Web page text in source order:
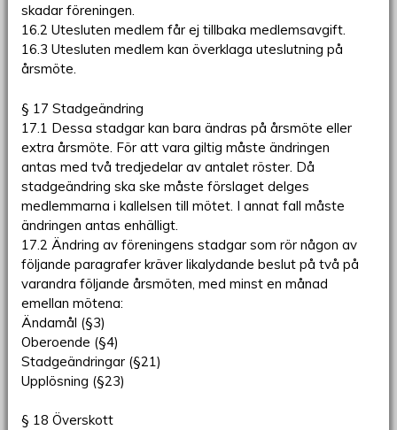
skadar föreningen.
16.2 Utesluten medlem får ej tillbaka medlemsavgift.
16.3 Utesluten medlem kan överklaga uteslutning på
årsmöte.
§ 17 Stadgeändring
17.1 Dessa stadgar kan bara ändras på årsmöte eller
extra årsmöte. För att vara giltig måste ändringen
antas med två tredjedelar av antalet röster. Då
stadgeändring ska ske måste förslaget delges
medlemmarna i kallelsen till mötet. I annat fall måste
ändringen antas enhälligt.
17.2 Ändring av föreningens stadgar som rör någon av
följande paragrafer kräver likalydande beslut på två på
varandra följande årsmöten, med minst en månad
emellan mötena:
Ändamål (§3)
Oberoende (§4)
Stadgeändringar (§21)
Upplösning (§23)
§ 18 Överskott